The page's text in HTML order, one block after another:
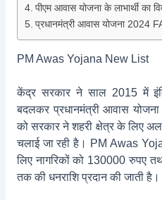
पीएम आवास योजना के लाभार्थी का
प्रधानमंत्री आवास योजना 2024
PM Awas Yojana New List
केंद्र सरकार ने साल 2015 में
बदलकर प्रधानमंत्री आवास
को सरकार ने शहरी क्षेत्र के लिए
चलाई जा रही है। PM Awas
लिए नागरिकों को 130000 रुपए
तक की धनराशि प्रदान की जाती है।